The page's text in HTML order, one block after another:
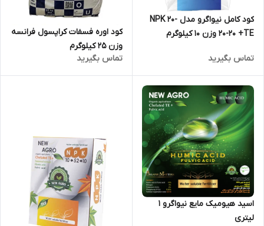
کود کامل نیواگرو مدل NPK 20-
20-20 +TE وزن 10 کیلوگرم
تماس بگیرید
کود اوره فسفات کراپسول فرانسه
وزن 25 کیلوگرم
تماس بگیرید
اسید هیومیک مایع نیواگرو 1
لیتری